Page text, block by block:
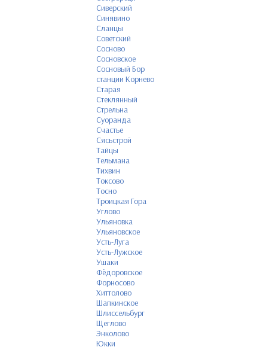
Сиверский
Синявино
Сланцы
Советский
Сосново
Сосновское
Сосновый Бор
станции Корнево
Старая
Стеклянный
Стрельна
Суоранда
Счастье
Сясьстрой
Тайцы
Тельмана
Тихвин
Токсово
Тосно
Троицкая Гора
Углово
Ульяновка
Ульяновское
Усть-Луга
Усть-Лужское
Ушаки
Фёдоровское
Форносово
Хиттолово
Шапкинское
Шлиссельбург
Щеглово
Энколово
Юкки